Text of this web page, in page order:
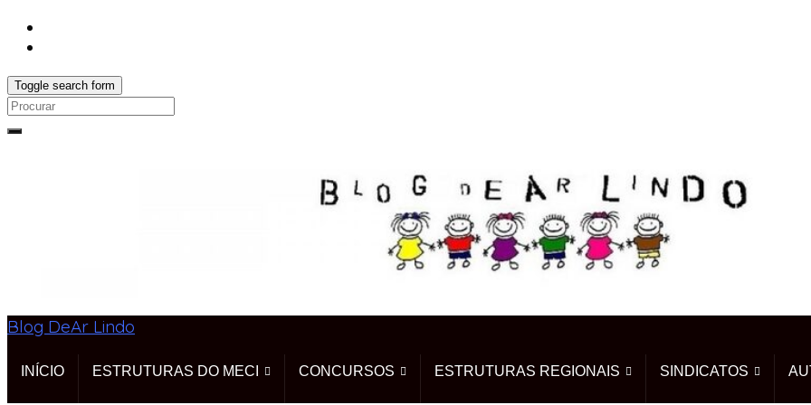
Toggle search form
Search
Blog DeAr Lindo
INÍCIO ESTRUTURAS DO MECI CONCURSOS ESTRUTURAS REGIONAIS SINDICATOS